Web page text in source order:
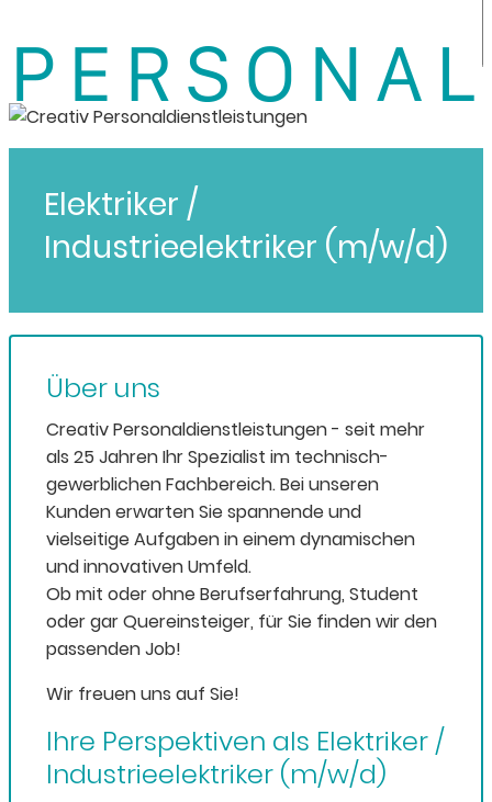
Elektriker /
Industrieelektriker (m/w/d)
Über uns
Creativ Personaldienstleistungen - seit mehr
als 25 Jahren Ihr Spezialist im technisch-
gewerblichen Fachbereich. Bei unseren
Kunden erwarten Sie spannende und
vielseitige Aufgaben in einem dynamischen
und innovativen Umfeld.
Ob mit oder ohne Berufserfahrung, Student
oder gar Quereinsteiger, für Sie finden wir den
passenden Job!
Wir freuen uns auf Sie!
Ihre Perspektiven als Elektriker /
Industrieelektriker (m/w/d)